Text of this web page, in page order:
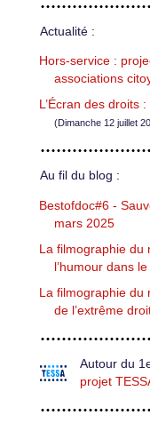
Actualité :
Hors-service :
associations
L’Écran des droits
(Dimanche 12 juillet
Au fil du blog :
Bestofdoc#6 -
mars 2025
La filmographie
l’humour dans
La filmographie
de l’extrême
Autour du
projet